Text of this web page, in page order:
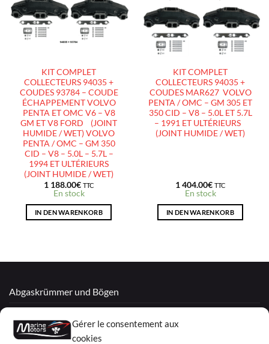
Gérer le consentement aux
cookies
D’ENVIES
KIT COMPLET
COLLECTEURS 94035 +
COUDES 93784 – COUDE
ÉCHAPPEMENT VOLVO
PENTA ET OMC V6 – V8
GM ET V8 FORD (JOINT
HUMIDE / WET) VOLVO
PENTA / OMC – GM 350
CID – V8 – 5.0L – 5.7L –
1994 ET ULTÉRIEURS
(JOINT HUMIDE / WET)
1 188.00€ TTC
En stock
IN DEN WARENKORB
D’ENVIES
KIT COMPLET
COLLECTEURS 94035 +
COUDES MAR627 VOLVO
PENTA / OMC – GM 305 ET
350 CID – V8 – 5.0L ET 5.7L
– 1991 ET ULTÉRIEURS
(JOINT HUMIDE / WET)
1 404.00€ TTC
En stock
IN DEN WARENKORB
Abgaskrümmer und Bögen
Mercruiser